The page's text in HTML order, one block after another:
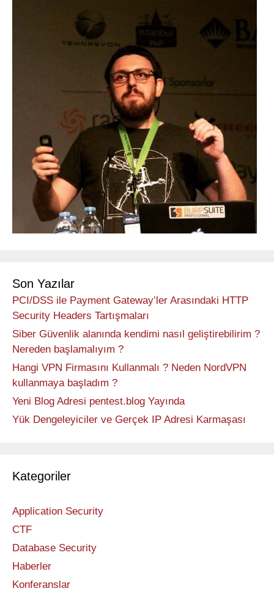
Son Yazılar
PCI/DSS ile Payment Gateway’ler Arasındaki HTTP
Security Headers Tartışmaları
Siber Güvenlik alanında kendimi nasıl geliştirebilirim ?
Nereden başlamalıyım ?
Hangi VPN Firmasını Kullanmalı ? Neden NordVPN
kullanmaya başladım ?
Yeni Blog Adresi pentest.blog Yayında
Yük Dengeleyiciler ve Gerçek IP Adresi Karmaşası
Kategoriler
Application Security
CTF
Database Security
Haberler
Konferanslar